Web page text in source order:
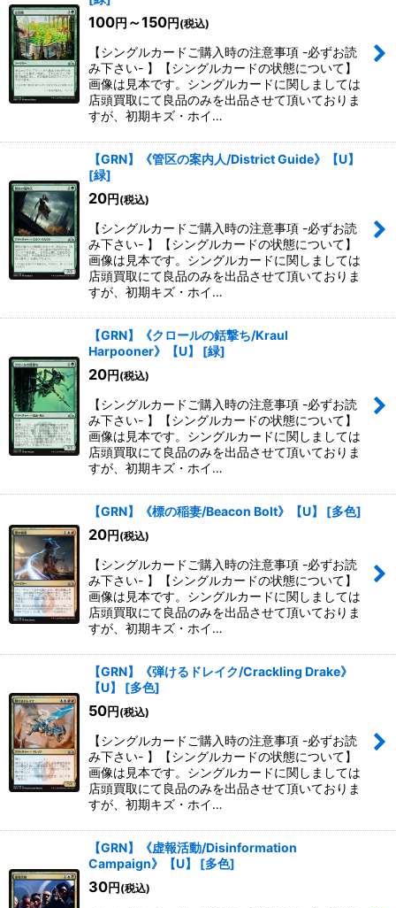
100円 ～150円 (税込)
【シングルカードご購入時の注意事項 -必ずお読
み下さい- 】【シングルカードの状態について】
画像は見本です。シングルカードに関しましては
店頭買取にて良品のみを出品させて頂いておりま
すが、初期キズ・ホイ…
【GRN】《管区の案内人/District Guide》【U】
[緑]
20円 (税込)
【シングルカードご購入時の注意事項 -必ずお読
み下さい- 】【シングルカードの状態について】
画像は見本です。シングルカードに関しましては
店頭買取にて良品のみを出品させて頂いておりま
すが、初期キズ・ホイ…
【GRN】《クロールの銛撃ち/Kraul
Harpooner》【U】
[緑]
20円 (税込)
【シングルカードご購入時の注意事項 -必ずお読
み下さい- 】【シングルカードの状態について】
画像は見本です。シングルカードに関しましては
店頭買取にて良品のみを出品させて頂いておりま
すが、初期キズ・ホイ…
【GRN】《標の稲妻/Beacon Bolt》【U】 [多色]
20円 (税込)
【シングルカードご購入時の注意事項 -必ずお読
み下さい- 】【シングルカードの状態について】
画像は見本です。シングルカードに関しましては
店頭買取にて良品のみを出品させて頂いておりま
すが、初期キズ・ホイ…
【GRN】《弾けるドレイク/Crackling Drake》
【U】
[多色]
50円 (税込)
【シングルカードご購入時の注意事項 -必ずお読
み下さい- 】【シングルカードの状態について】
画像は見本です。シングルカードに関しましては
店頭買取にて良品のみを出品させて頂いておりま
すが、初期キズ・ホイ…
【GRN】《虚報活動/Disinformation
Campaign》【U】
[多色]
30円 (税込)